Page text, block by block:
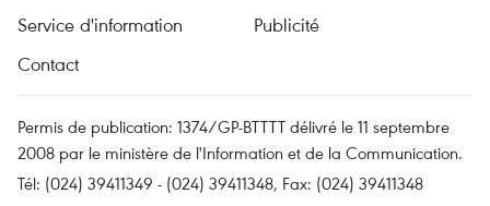
Service d'information
Publicité
Contact
Permis de publication: 1374/GP-BTTTT délivré le 11 septembre
2008 par le ministère de l'Information et de la Communication.
Tél: (024) 39411349 - (024) 39411348, Fax: (024) 39411348